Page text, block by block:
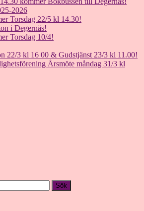
2026
Torsdag 22/5 kl 14.30!
i Degernäs!
Torsdag 10/4!
22/3 kl 16 00 & Gudstjänst 23/3 kl 11.00!
Årsmöte måndag 31/3 kl